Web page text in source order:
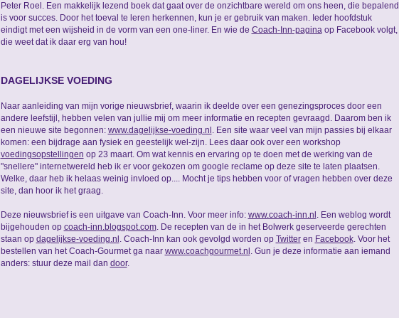
Peter Roel. Een makkelijk lezend boek dat gaat over de onzichtbare wereld om ons heen, die bepalend
is voor succes. Door het toeval te leren herkennen, kun je er gebruik van maken. Ieder hoofdstuk
eindigt met een wijsheid in de vorm van een one-liner. En wie de Coach-Inn-paginaop Facebook volgt,
die weet dat ik daar erg van hou!
DAGELIJKSE VOEDING
Naar aanleiding van mijn vorige nieuwsbrief, waarin ik deelde over een genezingsproces door een
andere leefstijl, hebben velen van jullie mij om meer informatie en recepten gevraagd. Daarom ben ik
een nieuwe site begonnen: www.dagelijkse-voeding.nl . Een site waar veel van mijn passies bij elkaar
komen: een bijdrage aan fysiek en geestelijk wel-zijn. Lees daar ook over een workshop
voedingsopstellingen op 23 maart. Om wat kennis en ervaring op te doen met de werking van de
"snellere" internetwereld heb ik er voor gekozen om google reclame op deze site te laten plaatsen.
Welke, daar heb ik helaas weinig invloed op.... Mocht je tips hebben voor of vragen hebben over deze
site, dan hoor ik het graag.
Deze nieuwsbrief is een uitgave van Coach-Inn. Voor meer info: www.coach-inn.nl . Een weblog wordt
bijgehouden op coach-inn.blogspot.com. De recepten van de in het Bolwerk geserveerde gerechten
staan op dagelijkse-voeding.nl . Coach-Inn kan ook gevolgd worden op Twitteren Facebook. Voor het
bestellen van het Coach-Gourmet ga naar www.coachgourmet.nl . Gun je deze informatie aan iemand
anders: stuur deze mail dan door.